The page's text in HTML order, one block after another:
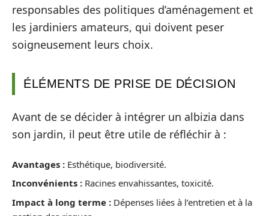
responsables des politiques d’aménagement et
les jardiniers amateurs, qui doivent peser
soigneusement leurs choix.
ÉLÉMENTS DE PRISE DE DÉCISION
Avant de se décider à intégrer un albizia dans
son jardin, il peut être utile de réfléchir à :
Avantages : Esthétique, biodiversité.
Inconvénients : Racines envahissantes, toxicité.
Impact à long terme : Dépenses liées à l’entretien et à la